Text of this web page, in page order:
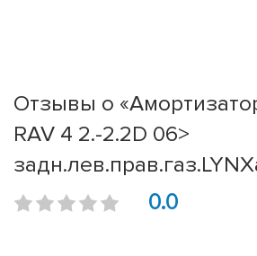
Отзывы о
RAV 4 2.-2.2D 06>
0.0